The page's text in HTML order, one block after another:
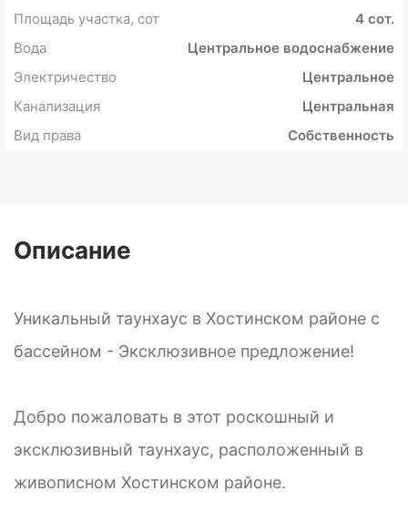
Площадь участка, сот
4 сот.
Вода
Центральное водоснабжение
Электричество
Центральное
Канализация
Центральная
Вид права
Собственность
Описание
Уникальный таунхаус в Хостинском районе с
бассейном - Эксклюзивное предложение!
Добро пожаловать в этот роскошный и
эксклюзивный таунхаус, расположенный в
живописном Хостинском районе.